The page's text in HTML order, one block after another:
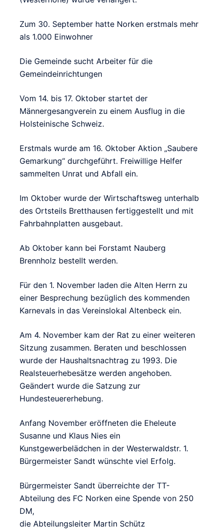
Zum 30. September hatte Norken erstmals mehr
als 1.000 Einwohner
Die Gemeinde sucht Arbeiter für die
Gemeindeinrichtungen
Vom 14. bis 17. Oktober startet der
Männergesangverein zu einem Ausflug in die
Holsteinische Schweiz.
Erstmals wurde am 16. Oktober Aktion „Saubere
Gemarkung“ durchgeführt. Freiwillige Helfer
sammelten Unrat und Abfall ein.
Im Oktober wurde der Wirtschaftsweg unterhalb
des Ortsteils Bretthausen fertiggestellt und mit
Fahrbahnplatten ausgebaut.
Ab Oktober kann bei Forstamt Nauberg
Brennholz bestellt werden.
Für den 1. November laden die Alten Herrn zu
einer Besprechung bezüglich des kommenden
Karnevals in das Vereinslokal Altenbeck ein.
Am 4. November kam der Rat zu einer weiteren
Sitzung zusammen. Beraten und beschlossen
wurde der Haushaltsnachtrag zu 1993. Die
Realsteuerhebesätze werden angehoben.
Geändert wurde die Satzung zur
Hundesteuererhebung.
Anfang November eröffneten die Eheleute
Susanne und Klaus Nies ein
Kunstgewerbelädchen in der Westerwaldstr. 1.
Bürgermeister Sandt wünschte viel Erfolg.
Bürgermeister Sandt überreichte der TT-
Abteilung des FC Norken eine Spende von 250
DM,
die Abteilungsleiter Martin Schütz